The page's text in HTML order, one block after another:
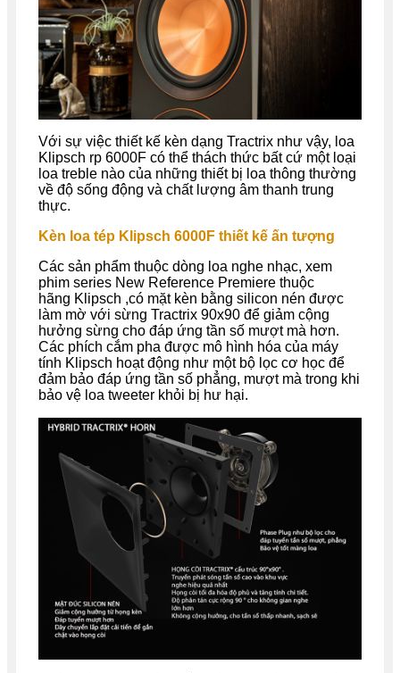
Với sự việc thiết kế kèn dạng Tractrix như vậy, loa
Klipsch rp 6000F có thể thách thức bất cứ một loại
loa treble nào của những thiết bị loa thông thường
về độ sống động và chất lượng âm thanh trung
thực.
Kèn loa tép Klipsch 6000F thiết kế ấn tượng
Các sản phẩm thuộc dòng loa nghe nhạc, xem
phim series New Reference Premiere thuộc
hãng Klipsch ,có mặt kèn bằng silicon nén được
làm mờ với sừng Tractrix 90x90 để giảm cộng
hưởng sừng cho đáp ứng tần số mượt mà hơn.
Các phích cắm pha được mô hình hóa của máy
tính Klipsch hoạt động như một bộ lọc cơ học để
đảm bảo đáp ứng tần số phẳng, mượt mà trong khi
bảo vệ loa tweeter khỏi bị hư hại.